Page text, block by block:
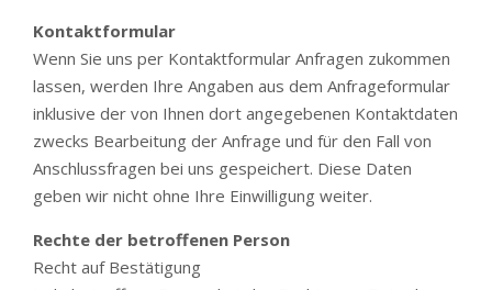
Kontaktformular
Wenn Sie uns per Kontaktformular Anfragen zukommen
lassen, werden Ihre Angaben aus dem Anfrageformular
inklusive der von Ihnen dort angegebenen Kontaktdaten
zwecks Bearbeitung der Anfrage und für den Fall von
Anschlussfragen bei uns gespeichert. Diese Daten
geben wir nicht ohne Ihre Einwilligung weiter.
Rechte der betroffenen Person
Recht auf Bestätigung